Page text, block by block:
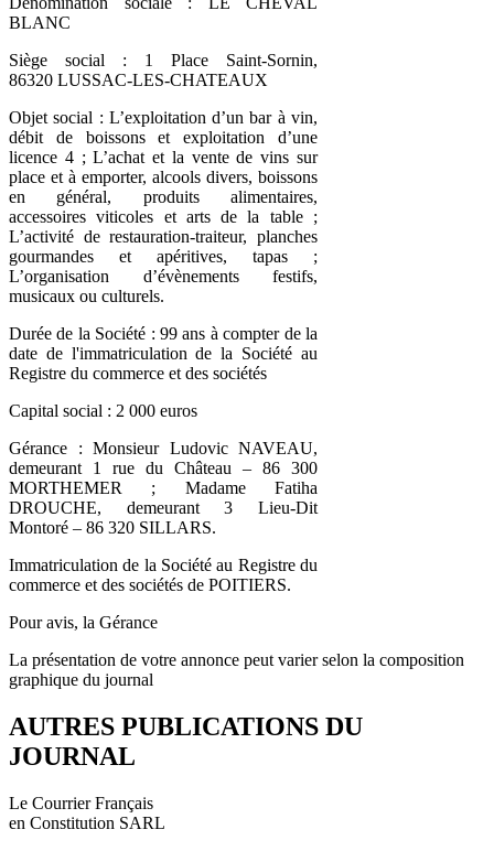
BLANC
Siège social : 1 Place Saint-Sornin,
86320 LUSSAC-LES-CHATEAUX
Objet social : L’exploitation d’un bar à vin,
débit de boissons et exploitation d’une
licence 4 ; L’achat et la vente de vins sur
place et à emporter, alcools divers, boissons
en général, produits alimentaires,
accessoires viticoles et arts de la table ;
L’activité de restauration-traiteur, planches
gourmandes et apéritives, tapas ;
L’organisation d’évènements festifs,
musicaux ou culturels.
Durée de la Société : 99 ans à compter de la
date de l'immatriculation de la Société au
Registre du commerce et des sociétés
Capital social : 2 000 euros
Gérance : Monsieur Ludovic NAVEAU,
demeurant 1 rue du Château – 86 300
MORTHEMER ; Madame Fatiha
DROUCHE, demeurant 3 Lieu-Dit
Montoré – 86 320 SILLARS.
Immatriculation de la Société au Registre du
commerce et des sociétés de POITIERS.
Pour avis, la Gérance
La présentation de votre annonce peut varier selon la composition
graphique du journal
AUTRES PUBLICATIONS DU
JOURNAL
Le Courrier Français
en Constitution SARL